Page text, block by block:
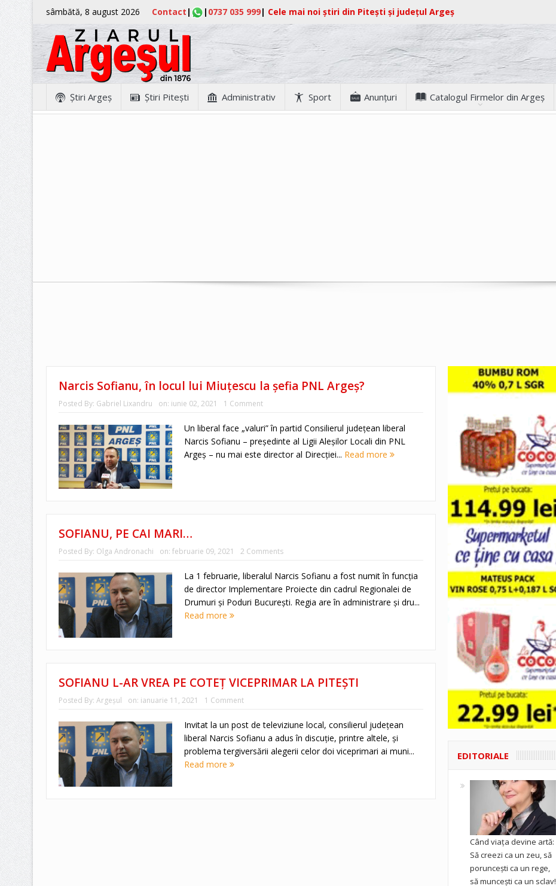
sâmbătă, 8 august 2026 Contact | | 0737 035 999| Cele mai noi știri din Pitești și județul Argeș
Ştiri Argeş Ştiri Piteşti Administrativ Sport Anunţuri Catalogul Firmelor din Argeș
Narcis Sofianu, în locul lui Miuţescu la şefia PNL Argeş?
Posted By: Gabriel Lixandru on: iunie 02, 2021 1 Comment
Un liberal face „valuri” în partid Consilierul județean liberal
Narcis Sofianu – preşedinte al Ligii Aleşilor Locali din PNL
Argeş – nu mai este director al Direcţiei... Read more
SOFIANU, PE CAI MARI…
Posted By: Olga Andronachi on: februarie 09, 2021 2 Comments
La 1 februarie, liberalul Narcis Sofianu a fost numit în funcția
de director Implementare Proiecte din cadrul Regionalei de
Drumuri și Poduri București. Regia are în administrare și dru...
Read more
SOFIANU L-AR VREA PE COTEȚ VICEPRIMAR LA PITEȘTI
Posted By: Argeşul on: ianuarie 11, 2021 1 Comment
Invitat la un post de televiziune local, consilierul județean
liberal Narcis Sofianu a adus în discuție, printre altele, și
problema tergiversării alegerii celor doi viceprimari ai muni...
Read more
EDITORIALE
Când viața devine artă:
Să creezi ca un zeu, să
poruncești ca un rege,
să muncești ca un sclav!